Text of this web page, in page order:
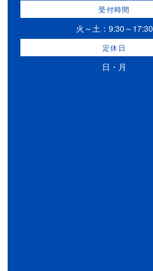
受付時間
火～土：9:30～17:30
定休日
日・月